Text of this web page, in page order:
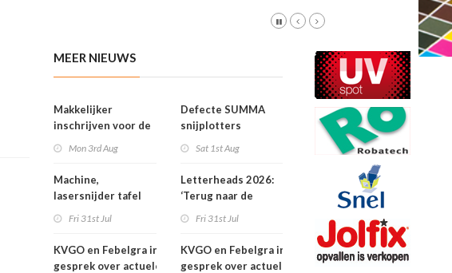
MEER NIEUWS
Makkelijker
inschrijven voor de
Mon 3rd Aug
Machine,
lasersnijder tafel
Fri 31st Jul
KVGO en Febelgra in
gesprek over actuele
Defecte SUMMA
snijplotters
Sat 1st Aug
Letterheads 2026:
‘Terug naar de
Fri 31st Jul
KVGO en Febelgra in
gesprek over actuele